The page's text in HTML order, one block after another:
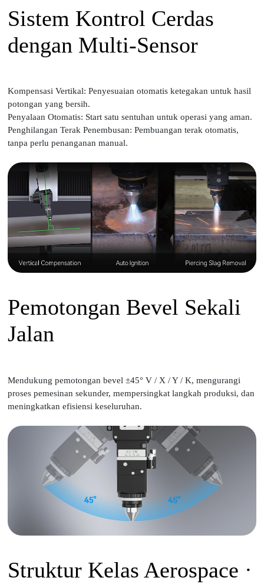
Sistem Kontrol Cerdas
dengan Multi-Sensor
Kompensasi Vertikal: Penyesuaian otomatis ketegakan untuk hasil
potongan yang bersih.
Penyalaan Otomatis: Start satu sentuhan untuk operasi yang aman.
Penghilangan Terak Penembusan: Pembuangan terak otomatis,
tanpa perlu penanganan manual.
Pemotongan Bevel Sekali
Jalan
Mendukung pemotongan bevel ±45° V / X / Y / K, mengurangi
proses pemesinan sekunder, mempersingkat langkah produksi, dan
meningkatkan efisiensi keseluruhan.
Struktur Kelas Aerospace ·